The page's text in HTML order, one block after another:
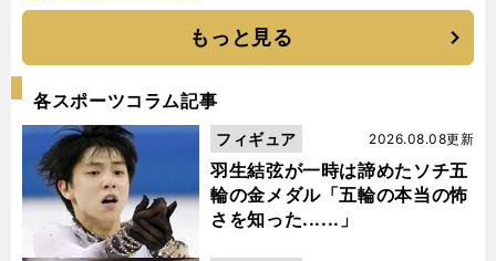
もっと見る
各スポーツコラム記事
羽生結弦が一時は諦めたソチ五
輪の金メダル「五輪の本当の怖
さを知った......」
2026.08.08更新
フィギュア